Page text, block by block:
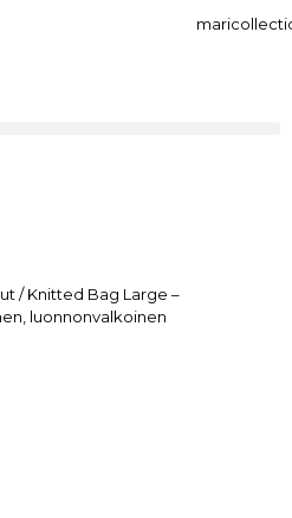
/ Knitted Bag Large –
luonnonvalkoinen